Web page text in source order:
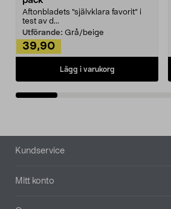
Aftonbladets "självklara favorit” i
test av d...
Utförande: Grå/beige
39,90
Lägg i varukorg
Sidfot
Kundservice
Mitt konto